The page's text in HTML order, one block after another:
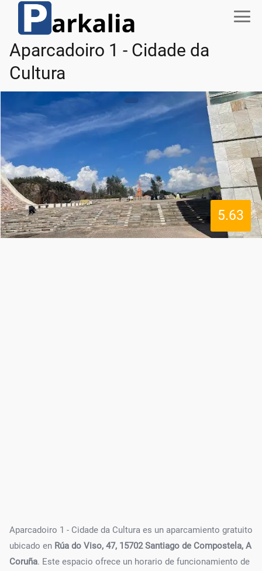
Aparcadoiro 1 - Cidade da
Cultura
5.63
Aparcadoiro 1 - Cidade da Cultura es un aparcamiento gratuito
ubicado en Rúa do Viso, 47, 15702 Santiago de Compostela, A
Coruña. Este espacio ofrece un horario de funcionamiento de